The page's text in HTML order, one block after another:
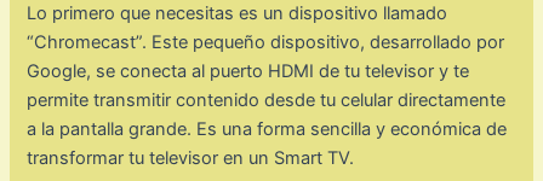
Lo primero que necesitas es un dispositivo llamado
“Chromecast”. Este pequeño dispositivo, desarrollado por
Google, se conecta al puerto HDMI de tu televisor y te
permite transmitir contenido desde tu celular directamente
a la pantalla grande. Es una forma sencilla y económica de
transformar tu televisor en un Smart TV.